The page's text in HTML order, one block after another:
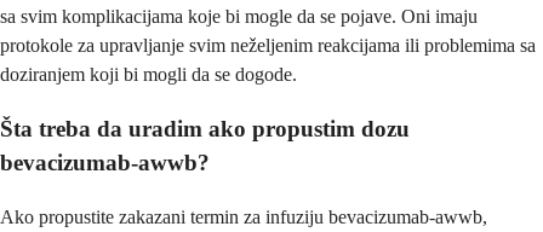
sa svim komplikacijama koje bi mogle da se pojave. Oni imaju
protokole za upravljanje svim neželjenim reakcijama ili problemima sa
doziranjem koji bi mogli da se dogode.
Šta treba da uradim ako propustim dozu
bevacizumab-awwb?
Ako propustite zakazani termin za infuziju bevacizumab-awwb,